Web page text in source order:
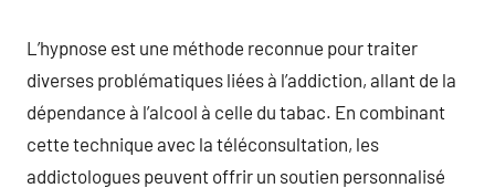
L’hypnose est une méthode reconnue pour traiter
diverses problématiques liées à l’addiction, allant de la
dépendance à l’alcool à celle du tabac. En combinant
cette technique avec la téléconsultation, les
addictologues peuvent offrir un soutien personnalisé